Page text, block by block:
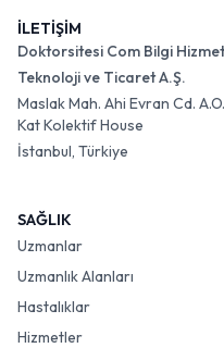
İLETİŞİM
Doktorsitesi Com Bilgi
Teknoloji ve Ticaret A.Ş.
Maslak Mah. Ahi Evran Cd.
Kat Kolektif House
İstanbul, Türkiye
SAĞLIK
Uzmanlar
Uzmanlık Alanları
Hastalıklar
Hizmetler